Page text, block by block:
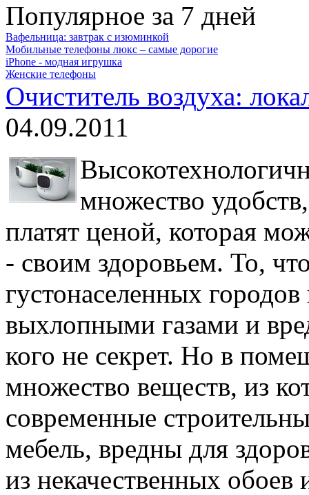
Популярное за 7 дней
Вафельница: завтрак с изюминкой
Мобильные телефоны люкс – самые дорогие
iPhone - модная игрушка
Женские телефоны
Очиститель воздуха:
04.09.2011
множество
платят ценой, которая
- своим здоровьем. То,
густонаселенных
выхлопными газами и
кого не секрет. Но в
множество веществ, из
современные
мебель, вредны для
из некачественных